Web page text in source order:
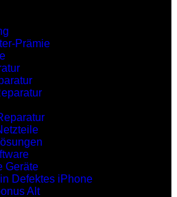
Prämie
Geräte
Defektes iPhone
Alt